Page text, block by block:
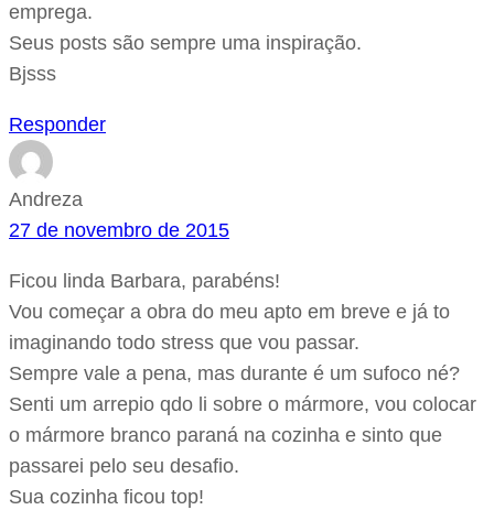
emprega.
Seus posts são sempre uma inspiração.
Bjsss
Responder
Andreza
27 de novembro de 2015
Ficou linda Barbara, parabéns!
Vou começar a obra do meu apto em breve e já to
imaginando todo stress que vou passar.
Sempre vale a pena, mas durante é um sufoco né?
Senti um arrepio qdo li sobre o mármore, vou colocar
o mármore branco paraná na cozinha e sinto que
passarei pelo seu desafio.
Sua cozinha ficou top!